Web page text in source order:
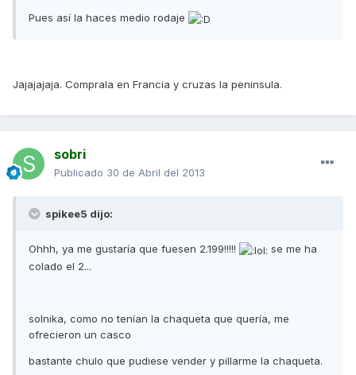
Pues así la haces medio rodaje
Jajajajaja. Comprala en Francia y cruzas la peninsula.
sobri
Publicado 30 de Abril del 2013
spikee5 dijo:
Ohhh, ya me gustaría que fuesen 2.199!!!!!
se me ha
colado el 2...
solnika, como no tenían la chaqueta que quería, me
ofrecieron un casco
bastante chulo que pudiese vender y pillarme la chaqueta.